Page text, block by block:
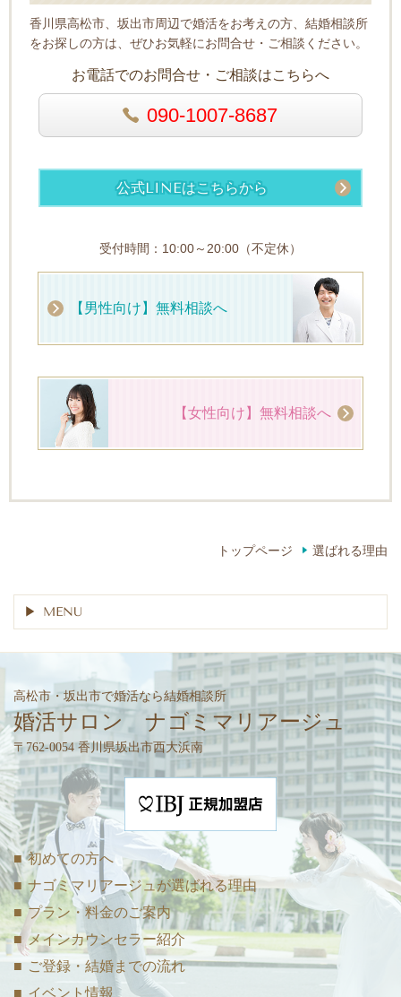
香川県高松市、坂出市周辺で婚活をお考えの方、結婚相談所
をお探しの方は、ぜひお気軽にお問合せ・ご相談ください。
お電話でのお問合せ・ご相談はこちらへ
090-1007-8687
公式LINEはこちらから
受付時間：10:00～20:00（不定休）
【男性向け】無料相談へ
【女性向け】無料相談へ
トップページ 選ばれる理由
MENU
高松市・坂出市で婚活なら結婚相談所
婚活サロン ナゴミマリアージュ
〒762-0054 香川県坂出市西大浜南
■ 初めての方へ
■ ナゴミマリアージュが選ばれる理由
■ プラン・料金のご案内
■ メインカウンセラー紹介
■ ご登録・結婚までの流れ
■ イベント情報